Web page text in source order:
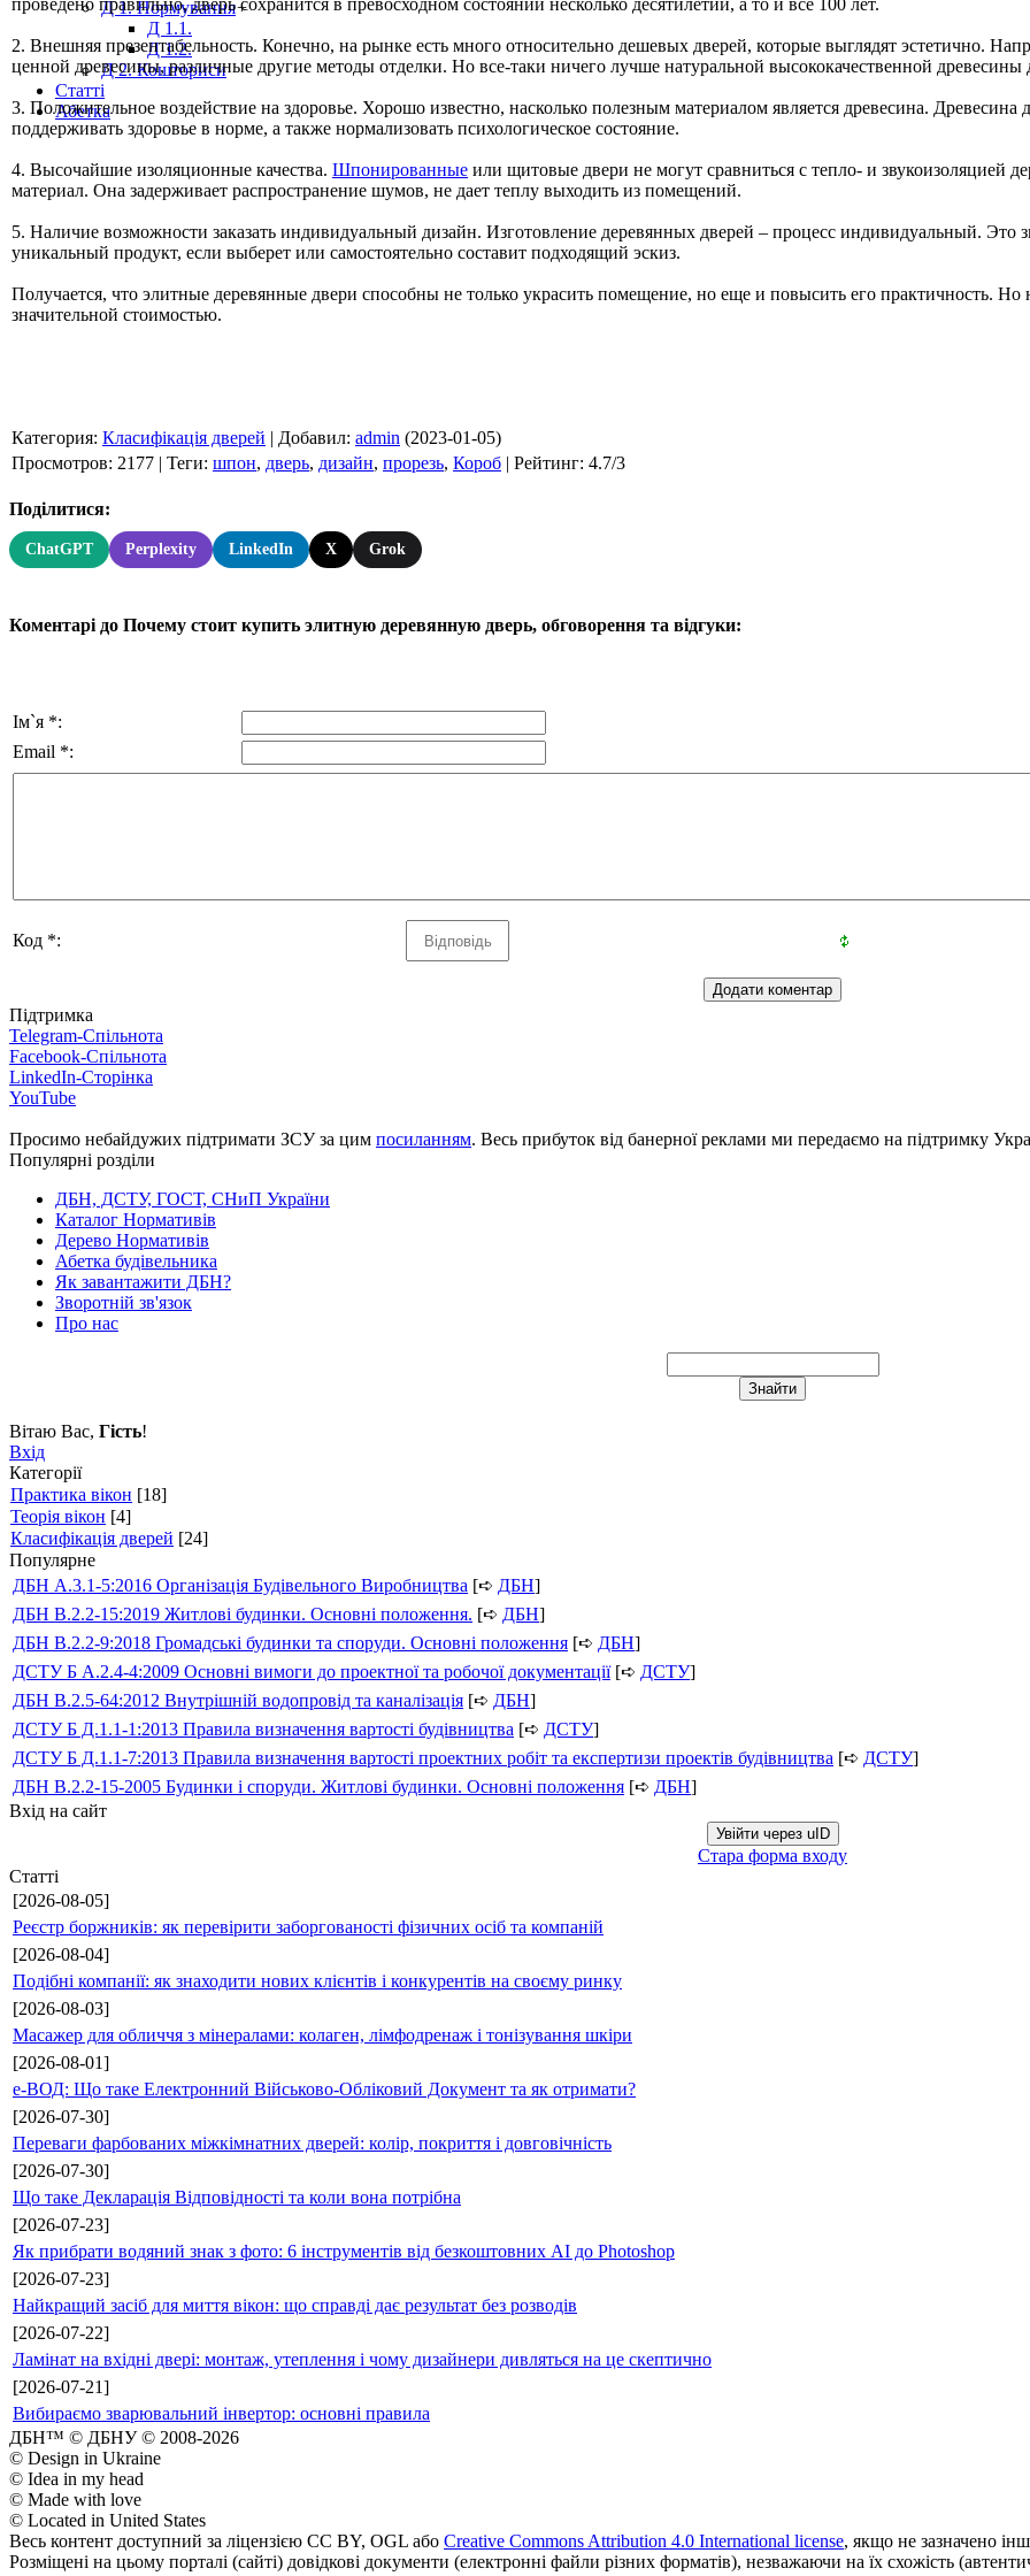
Д 1. Нормування+
Д 1.1.
Д 1.2.
Д 2. Кошториси
Статті
Абетка
проведено правильно, дверь сохранится в превосходном состоянии несколько десятилетий, а то и все 100 лет.
2. Внешняя презентабельность. Конечно, на рынке есть много относительно дешевых дверей, которые выглядят эстетично.
ценной древесины, различные другие методы отделки. Но все-таки ничего лучше натуральной высококачественной древесины
3. Положительное воздействие на здоровье. Хорошо известно, насколько полезным материалом является древесина.
поддерживать здоровье в норме, а также нормализовать психологическое состояние.
4. Высочайшие изоляционные качества. Шпонированные или щитовые двери не могут сравниться с тепло- и звукоизоляцией
материал. Она задерживает распространение шумов, не дает теплу выходить из помещений.
5. Наличие возможности заказать индивидуальный дизайн. Изготовление деревянных дверей – процесс индивидуальный. Это
уникальный продукт, если выберет или самостоятельно составит подходящий эскиз.
Получается, что элитные деревянные двери способны не только украсить помещение, но еще и повысить его практичность. Но
значительной стоимостью.
Категория: Класифікація дверей | Добавил: admin (2023-01-05)
Просмотров: 2177 | Теги: шпон, дверь, дизайн, прорезь, Короб | Рейтинг: 4.7/3
Поділитися:
ChatGPT Perplexity LinkedIn X Grok
Коментарі до Почему стоит купить элитную деревянную дверь, обговорення та відгуки:
Ім`я *:
Email *:
Код *:
Підтримка
Telegram-Спільнота
Facebook-Спільнота
LinkedIn-Сторінка
YouTube
Просимо небайдужих підтримати ЗСУ за цим посиланням. Весь прибуток від банерної реклами ми передаємо на підтримку
Популярні розділи
ДБН, ДСТУ, ГОСТ, СНиП України
Каталог Нормативів
Дерево Нормативів
Абетка будівельника
Як завантажити ДБН?
Зворотній зв'язок
Про нас
Вітаю Вас, Гість!
Вхід
Категорії
Практика вікон [18]
Теорія вікон [4]
Класифікація дверей [24]
Популярне
ДБН А.3.1-5:2016 Організація Будівельного Виробництва [➪ ДБН]
ДБН В.2.2-15:2019 Житлові будинки. Основні положення. [➪ ДБН]
ДБН В.2.2-9:2018 Громадські будинки та споруди. Основні положення [➪ ДБН]
ДСТУ Б А.2.4-4:2009 Основні вимоги до проектної та робочої документації[➪ ДСТУ]
ДБН В.2.5-64:2012 Внутрішній водопровід та каналізація [➪ ДБН]
ДСТУ Б Д.1.1-1:2013 Правила визначення вартості будівництва [➪ ДСТУ]
ДСТУ Б Д.1.1-7:2013 Правила визначення вартості проектних робіт та експертизи проектів будівництва [➪ ДСТУ]
ДБН В.2.2-15-2005 Будинки і споруди. Житлові будинки. Основні положення [➪ ДБН]
Вхід на сайт
Увійти через uID
Стара форма входу
Статті
[2026-08-05]
Реєстр боржників: як перевірити заборгованості фізичних осіб та компаній
[2026-08-04]
Подібні компанії: як знаходити нових клієнтів і конкурентів на своєму ринку
[2026-08-03]
Масажер для обличчя з мінералами: колаген, лімфодренаж і тонізування шкіри
[2026-08-01]
е-ВОД: Що таке Електронний Військово-Обліковий Документ та як отримати?
[2026-07-30]
Переваги фарбованих міжкімнатних дверей: колір, покриття і довговічність
[2026-07-30]
Що таке Декларація Відповідності та коли вона потрібна
[2026-07-23]
Як прибрати водяний знак з фото: 6 інструментів від безкоштовних AI до Photoshop
[2026-07-23]
Найкращий засіб для миття вікон: що справді дає результат без розводів
[2026-07-22]
Ламінат на вхідні двері: монтаж, утеплення і чому дизайнери дивляться на це скептично
[2026-07-21]
Вибираємо зварювальний інвертор: основні правила
ДБН™ © ДБНУ © 2008-2026
© Design in Ukraine
© Idea in my head
© Made with love
© Located in United States
Весь контент доступний за ліцензією CC BY, OGL або Creative Commons Attribution 4.0 International license, якщо не зазначено
Розміщені на цьому порталі (сайті) довідкові документи (електронні файли різних форматів), незважаючи на їх схожість